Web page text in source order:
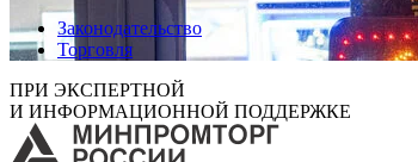
Законодательство
Торговля
ПРИ ЭКСПЕРТНОЙ
И ИНФОРМАЦИОННОЙ ПОДДЕРЖКЕ